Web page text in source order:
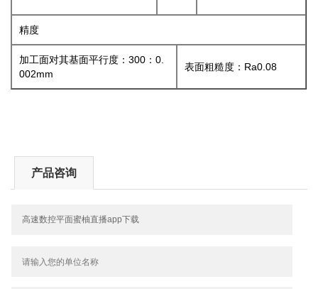
精度
加工面对其基面平行度：300：0.
002mm
表面粗糙度：Ra0.08
产品咨询